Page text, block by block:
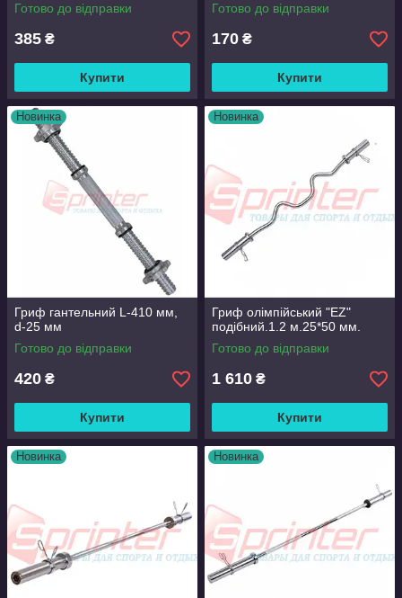
Готово до відправки
385 ₴
Купити
Готово до відправки
170 ₴
Купити
Новинка
Гриф гантельний L-410 мм,
d-25 мм
Готово до відправки
420 ₴
Купити
Новинка
Гриф олімпійський "EZ"
подібний.1.2 м.25*50 мм.
Готово до відправки
1 610 ₴
Купити
Новинка Новинка